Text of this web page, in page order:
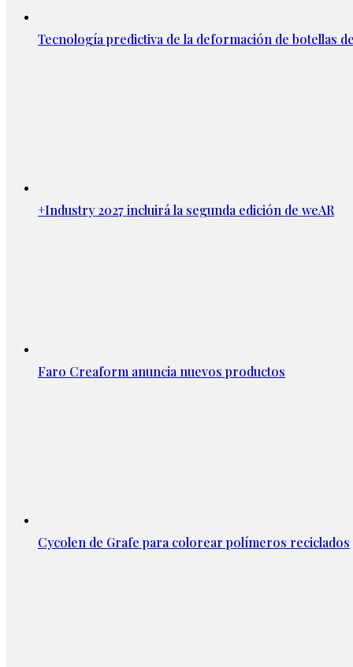
Tecnología predictiva de la deformación de botellas
+Industry 2027 incluirá la segunda edición de weAR
Faro Creaform anuncia nuevos productos
Cycolen de Grafe para colorear polímeros reciclados